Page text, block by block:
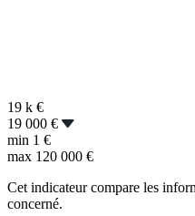
19 k €
19 000 €
min 1 €
max 120 000 €
Cet indicateur compare les
concerné.